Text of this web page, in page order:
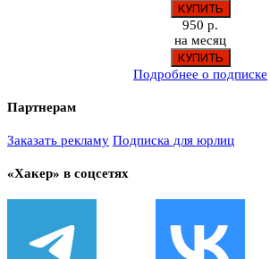
950 р.
на месяц
Подробнее о подписке
Партнерам
Заказать рекламу Подписка для юрлиц
«Хакер» в соцсетях